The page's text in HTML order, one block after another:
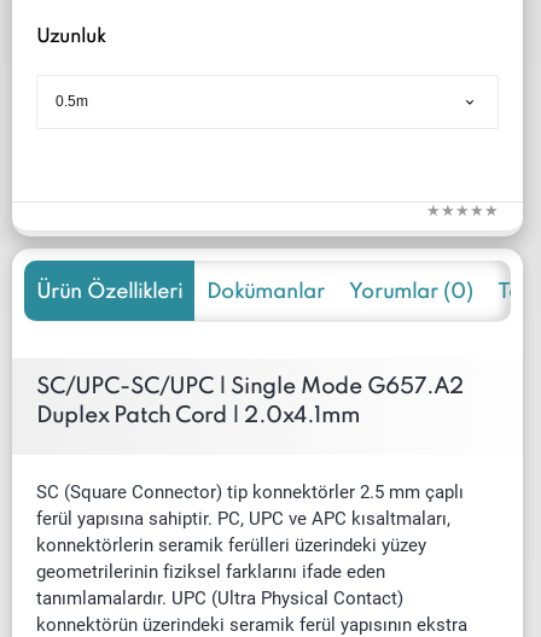
Uzunluk
Ürün Özellikleri Dokümanlar Yorumlar (0)
SC/UPC-SC/UPC | Single Mode G657.A2
Duplex Patch Cord | 2.0x4.1mm
SC (Square Connector) tip konnektörler 2.5 mm çaplı
ferül yapısına sahiptir. PC, UPC ve APC kısaltmaları,
konnektörlerin seramik ferülleri üzerindeki yüzey
geometrilerinin fiziksel farklarını ifade eden
tanımlamalardır. UPC (Ultra Physical Contact)
konnektörün üzerindeki seramik ferül yapısının ekstra